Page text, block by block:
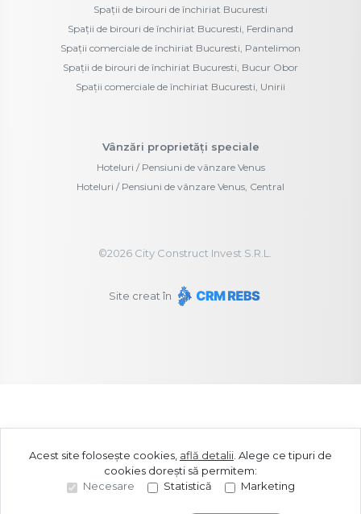
Spații de birouri de închiriat Bucuresti
Spații de birouri de închiriat Bucuresti, Ferdinand
Spații comerciale de închiriat Bucuresti, Pantelimon
Spații de birouri de închiriat Bucuresti, Bucur Obor
Spații comerciale de închiriat Bucuresti, Unirii
Vânzări proprietăți speciale
Hoteluri / Pensiuni de vânzare Venus
Hoteluri / Pensiuni de vânzare Venus, Central
©2026City Construct Invest S.R.L.
Site creat în
Acest site folosește cookies, află detalii Alege ce tipuri de
cookies dorești să permitem:
Necesare
Statistică Marketing